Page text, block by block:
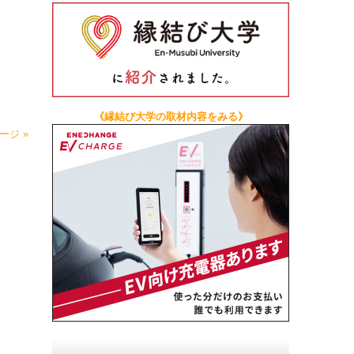
ジ »
《縁結び大学の取材内容をみる》